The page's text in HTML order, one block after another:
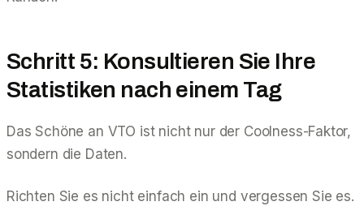
Schritt 5: Konsultieren Sie Ihre
Statistiken nach einem Tag
Das Schöne an VTO ist nicht nur der Coolness-Faktor,
sondern die Daten.
Richten Sie es nicht einfach ein und vergessen Sie es.